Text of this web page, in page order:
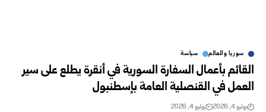
سوريا والعالم سياسة
القائم بأعمال السفارة السورية في أنقرة يطلع على سير
العمل في القنصلية العامة بإسطنبول
يوليو 4, 2026 يوليو 4, 2026